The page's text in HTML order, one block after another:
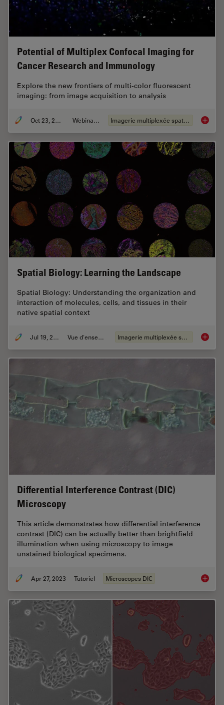
Potential of Multiplex Confocal Imaging for
Cancer Research and Immunology
Explore the new frontiers of multi-color fluorescent
imaging: from image acquisition to analysis
Oct 23, 2023 Webinaire Imagerie multiplexée spatiale
Spatial Biology: Learning the Landscape
Spatial Biology: Understanding the organization and
interaction of molecules, cells, and tissues in their
native spatial context
Jul 19, 2023 Vue d'ensemble Imagerie multiplexée spatiale Spatial
Differential Interference Contrast (DIC)
Microscopy
This article demonstrates how differential interference
contrast (DIC) can be actually better than brightfield
illumination when using microscopy to image
unstained biological specimens.
Apr 27, 2023 Tutoriel Microscopes DIC